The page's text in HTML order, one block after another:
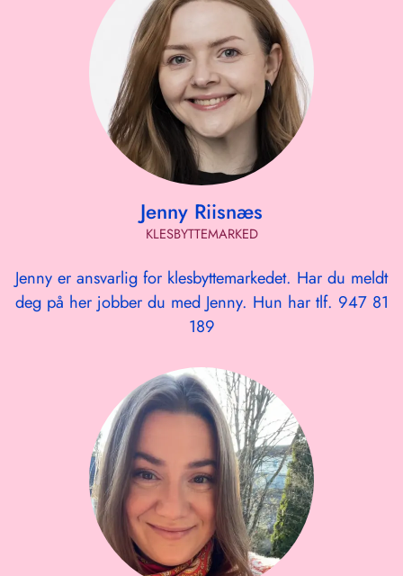
Jenny Riisnæs
KLESBYTTEMARKED
Jenny er ansvarlig for klesbyttemarkedet. Har du meldt
deg på her jobber du med Jenny. Hun har tlf. 947 81
189